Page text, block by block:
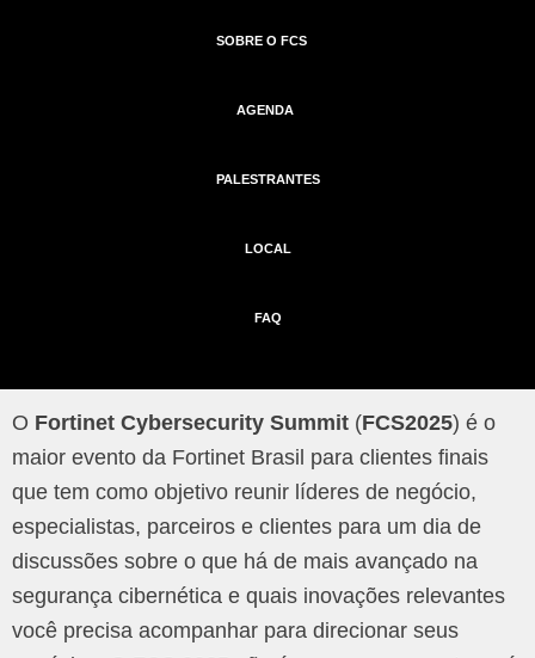
SOBRE O FCS
AGENDA
PALESTRANTES
LOCAL
FAQ
O Fortinet Cybersecurity Summit (FCS2025) é o
maior evento da Fortinet Brasil para clientes finais
que tem como objetivo reunir líderes de negócio,
especialistas, parceiros e clientes para um dia de
discussões sobre o que há de mais avançado na
segurança cibernética e quais inovações relevantes
você precisa acompanhar para direcionar seus